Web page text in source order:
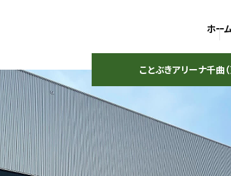
ことぶきアリーナ千曲
ホー